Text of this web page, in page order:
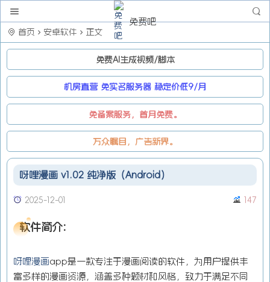
免费吧
首页 安卓软件 正文
免费AI生成视频/脚本
机房直营 免实名服务器 稳定价低9/月
免备案服务，首月免费。
万众瞩目，广告新界。
呀哩漫画 v1.02 纯净版（Android）
2025-12-01 147
软件简介:
呀哩漫画app是一款专注于漫画阅读的软件，为用户提供丰
富多样的漫画资源，涵盖多种题材和风格，致力于满足不同